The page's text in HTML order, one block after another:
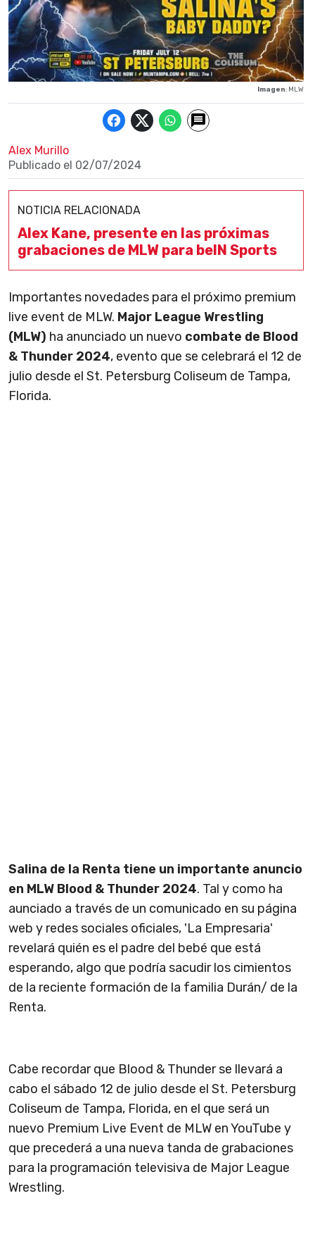
Imagen: MLW
Alex Murillo
Publicado el 02/07/2024
NOTICIA RELACIONADA
Alex Kane, presente en las próximas
grabaciones de MLW para beIN Sports
Importantes novedades para el próximo premium
live event de MLW. Major League Wrestling
(MLW) ha anunciado un nuevo combate de Blood
& Thunder 2024, evento que se celebrará el 12 de
julio desde el St. Petersburg Coliseum de Tampa,
Florida.
Salina de la Renta tiene un importante anuncio
en MLW Blood & Thunder 2024. Tal y como ha
aunciado a través de un comunicado en su página
web y redes sociales oficiales, 'La Empresaria'
revelará quién es el padre del bebé que está
esperando, algo que podría sacudir los cimientos
de la reciente formación de la familia Durán/ de la
Renta.
Cabe recordar que Blood & Thunder se llevará a
cabo el sábado 12 de julio desde el St. Petersburg
Coliseum de Tampa, Florida, en el que será un
nuevo Premium Live Event de MLW en YouTube y
que precederá a una nueva tanda de grabaciones
para la programación televisiva de Major League
Wrestling.